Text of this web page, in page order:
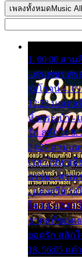
เพลงทั้งหมด Music All
1. 00:00 สา
- ศรเพชร ศร
รุ่งโรจน์ 4.
12:23 มอเต
หิ้วกระเป๋า -
รัก สลักใจ 8.
24:27 สามเ
เวลาไปหาเ
ธรรม - ศรเ
- แสงสุรีย์ รุ่ง
ใจ 14.
ธาตุแท้ของเ
ยอดรัก สลัก
18. 56:05 แ